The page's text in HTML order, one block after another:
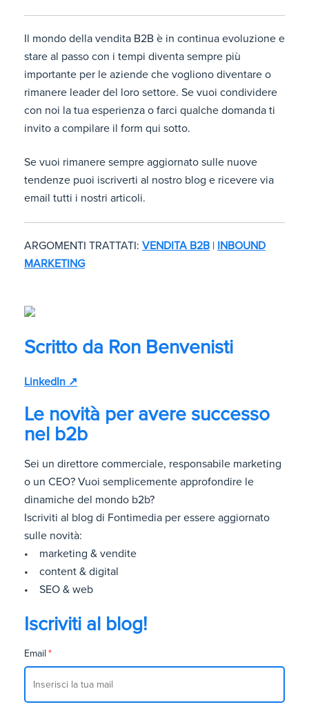
Il mondo della vendita B2B è in continua evoluzione e
stare al passo con i tempi diventa sempre più
importante per le aziende che vogliono diventare o
rimanere leader del loro settore. Se vuoi condividere
con noi la tua esperienza o farci qualche domanda ti
invito a compilare il form qui sotto.
Se vuoi rimanere sempre aggiornato sulle nuove
tendenze puoi iscriverti al nostro blog e ricevere via
email tutti i nostri articoli.
ARGOMENTI TRATTATI: VENDITA B2B | INBOUND
MARKETING
Scritto da Ron Benvenisti
LinkedIn ↗
Le novità per avere successo
nel b2b
Sei un direttore commerciale, responsabile marketing
o un CEO? Vuoi semplicemente approfondire le
dinamiche del mondo b2b?
Iscriviti al blog di Fontimedia per essere aggiornato
sulle novità:
• marketing & vendite
• content & digital
• SEO & web
Iscriviti al blog!
Email *